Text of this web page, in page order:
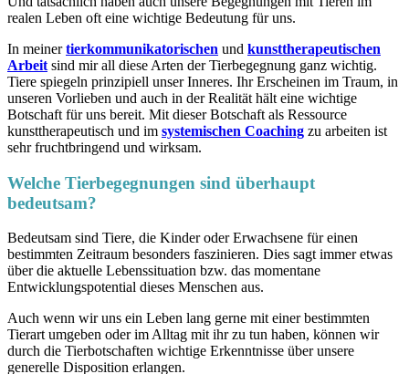
realen Leben oft eine wichtige Bedeutung für uns.
In meinertierkommunikatorischen und kunsttherapeutischen
Arbeit sind mir all diese Arten der Tierbegegnung ganz wichtig.
Tiere spiegeln prinzipiell unser Inneres. Ihr Erscheinen im Traum, in
unseren Vorlieben und auch in der Realität hält eine wichtige
Botschaft für uns bereit. Mit dieser Botschaft als Ressource
kunsttherapeutisch und im systemischen Coaching zu arbeiten ist
sehr fruchtbringend und wirksam.
Welche Tierbegegnungen sind überhaupt
bedeutsam?
Bedeutsam sind Tiere, die Kinder oder Erwachsene für einen
bestimmten Zeitraum besonders faszinieren. Dies sagt immer etwas
über die aktuelle Lebenssituation bzw. das momentane
Entwicklungspotential dieses Menschen aus.
Auch wenn wir uns ein Leben lang gerne mit einer bestimmten
Tierart umgeben oder im Alltag mit ihr zu tun haben, können wir
durch die Tierbotschaften wichtige Erkenntnisse über unsere
generelle Disposition erlangen.